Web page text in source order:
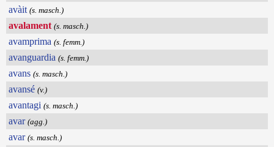
avàit (s. masch.)
avalament (s. masch.)
avamprima (s. femm.)
avanguardia (s. femm.)
avans (s. masch.)
avansé (v.)
avantagi (s. masch.)
avar (agg.)
avar (s. masch.)